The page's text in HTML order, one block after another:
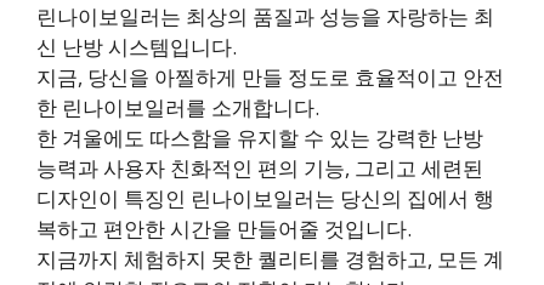
린나이보일러는 최상의 품질과 성능을 자랑하는 최
신 난방 시스템입니다.
지금, 당신을 아찔하게 만들 정도로 효율적이고 안전
한 린나이보일러를 소개합니다.
한 겨울에도 따스함을 유지할 수 있는 강력한 난방
능력과 사용자 친화적인 편의 기능, 그리고 세련된
디자인이 특징인 린나이보일러는 당신의 집에서 행
복하고 편안한 시간을 만들어줄 것입니다.
지금까지 체험하지 못한 퀄리티를 경험하고, 모든 계